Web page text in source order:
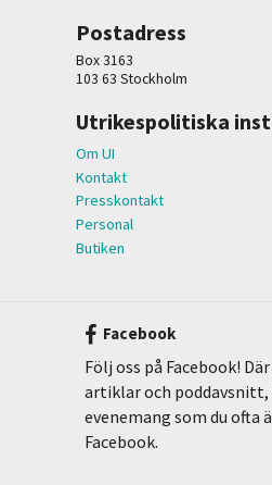
Postadress
Box 3163
103 63 Stockholm
Utrikespolitiska
Om UI
Kontakt
Presskontakt
Personal
Butiken
Facebook
Följ oss på Facebook!
artiklar och
evenemang som du ofta
Facebook.